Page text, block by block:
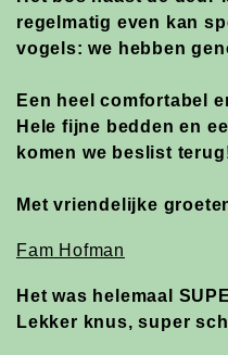
regelmatig even kan
vogels: we hebben
Een heel comfortabel
Hele fijne bedden en
komen we beslist
Met vriendelijke
Fam Hofman
Het was helemaal
Lekker knus, super